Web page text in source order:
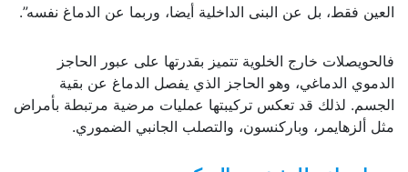
العين فقط، بل عن البنى الداخلية أيضا، وربما عن الدماغ نفسه”.
فالحويصلات خارج الخلوية تتميز بقدرتها على عبور الحاجز
الدموي الدماغي، وهو الحاجز الذي يفصل الدماغ عن بقية
الجسم. لذلك قد تعكس تركيبتها عمليات مرضية مرتبطة بأمراض
مثل ألزهايمر، وباركنسون، والتصلب الجانبي الضموري.